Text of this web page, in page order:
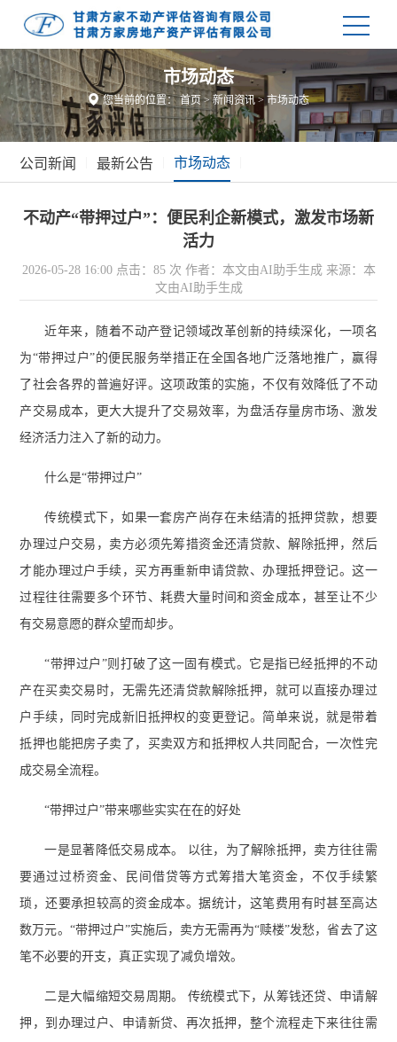
市场动态
您当前的位置：首页>新闻资讯> 市场动态
公司新闻 最新公告 市场动态
不动产“带押过户”：便民利企新模式，激发市场新
活力
2026-05-28 16:00 点击：85 次 作者：本文由AI助手生成 来源：本
文由AI助手生成
近年来，随着不动产登记领域改革创新的持续深化，一项名
为“带押过户”的便民服务举措正在全国各地广泛落地推广，赢得
了社会各界的普遍好评。这项政策的实施，不仅有效降低了不动
产交易成本，更大大提升了交易效率，为盘活存量房市场、激发
经济活力注入了新的动力。
什么是“带押过户”
传统模式下，如果一套房产尚存在未结清的抵押贷款，想要
办理过户交易，卖方必须先筹措资金还清贷款、解除抵押，然后
才能办理过户手续，买方再重新申请贷款、办理抵押登记。这一
过程往往需要多个环节、耗费大量时间和资金成本，甚至让不少
有交易意愿的群众望而却步。
“带押过户”则打破了这一固有模式。它是指已经抵押的不动
产在买卖交易时，无需先还清贷款解除抵押，就可以直接办理过
户手续，同时完成新旧抵押权的变更登记。简单来说，就是带着
抵押也能把房子卖了，买卖双方和抵押权人共同配合，一次性完
成交易全流程。
“带押过户”带来哪些实实在在的好处
一是显著降低交易成本。 以往，为了解除抵押，卖方往往需
要通过过桥资金、民间借贷等方式筹措大笔资金，不仅手续繁
琐，还要承担较高的资金成本。据统计，这笔费用有时甚至高达
数万元。“带押过户”实施后，卖方无需再为“赎楼”发愁，省去了这
笔不必要的开支，真正实现了减负增效。
二是大幅缩短交易周期。 传统模式下，从筹钱还贷、申请解
押，到办理过户、申请新贷、再次抵押，整个流程走下来往往需